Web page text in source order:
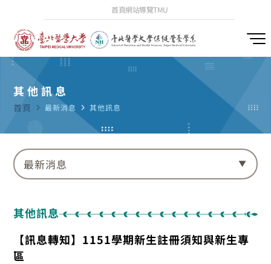
首頁網站導覽TMU
其他訊息
首頁 navigate_next 最新消息 navigate_next 其他訊息
最新消息
其他訊息
【訊息轉知】1151學期新生註冊須知與新生專
區